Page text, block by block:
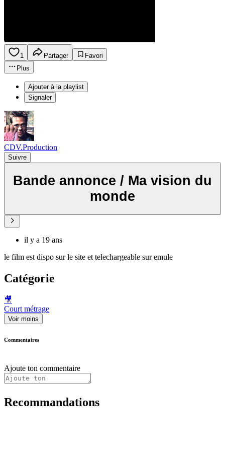
1 Partager
Favori
Plus
Ajouter à la playlist
Signaler
CDV.Production
Suivre
Bande annonce / Ma vision du
monde
il y a 19 ans
le film est dispo sur le site et telechargeable sur emule
Catégorie
🎥
Court métrage
Voir moins
Commentaires
Ajoute ton commentaire
Recommandations